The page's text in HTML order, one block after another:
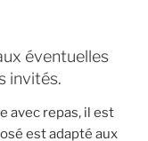
éventuelles
invités.
avec repas, il est
est adapté aux